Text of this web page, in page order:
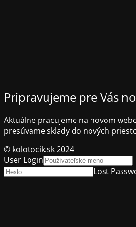
Pripravujeme pre Vás
Aktuálne pracujeme na novom
presúvame sklady do nových
© kolotocik.sk 2024
User Login
Lost